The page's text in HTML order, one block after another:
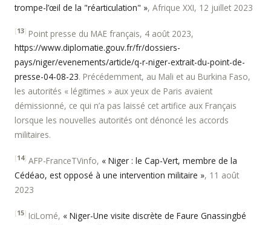
trompe-l’œil de la "réarticulation" », Afrique XXI, 12 juillet 2023
[13] Point presse du MAE français, 4 août 2023,
https://www.diplomatie.gouv.fr/fr/dossiers-
pays/niger/evenements/article/q-r-niger-extrait-du-point-de-
presse-04-08-23. Précédemment, au Mali et au Burkina Faso,
les autorités « légitimes » aux yeux de Paris avaient
démissionné, ce qui n’a pas laissé cet artifice aux Français
lorsque les nouvelles autorités ont dénoncé les accords
militaires.
[14] AFP-FranceTVinfo, « Niger : le Cap-Vert, membre de la
Cédéao, est opposé à une intervention militaire », 11 août
2023
[15] IciLomé, « Niger-Une visite discrète de Faure Gnassingbé